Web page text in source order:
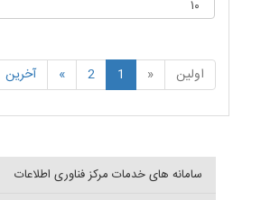
اولین «
1
2
» آخرین
سامانه های خدمات مرکز فناوری اطلاعات